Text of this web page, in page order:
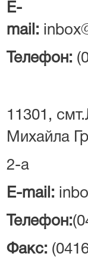
E-
mail:
Телефон:
11301,
Михайла
2-а
E-mail:
Телефон:
Факс: